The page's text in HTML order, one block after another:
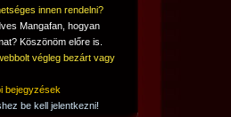
innen rendelni?
Mangafan, hogyan
Köszönöm előre is.
végleg bezárt vagy
bejegyzések
be kell jelentkezni!